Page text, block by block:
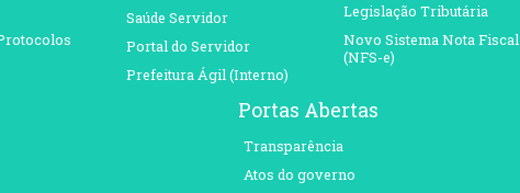
Saúde Servidor
Portal do Servidor
Prefeitura Ágil (Interno)
Legislação Tributária
Novo Sistema Nota Fiscal
(NFS-e)
Portas Abertas
Transparência
Atos do governo